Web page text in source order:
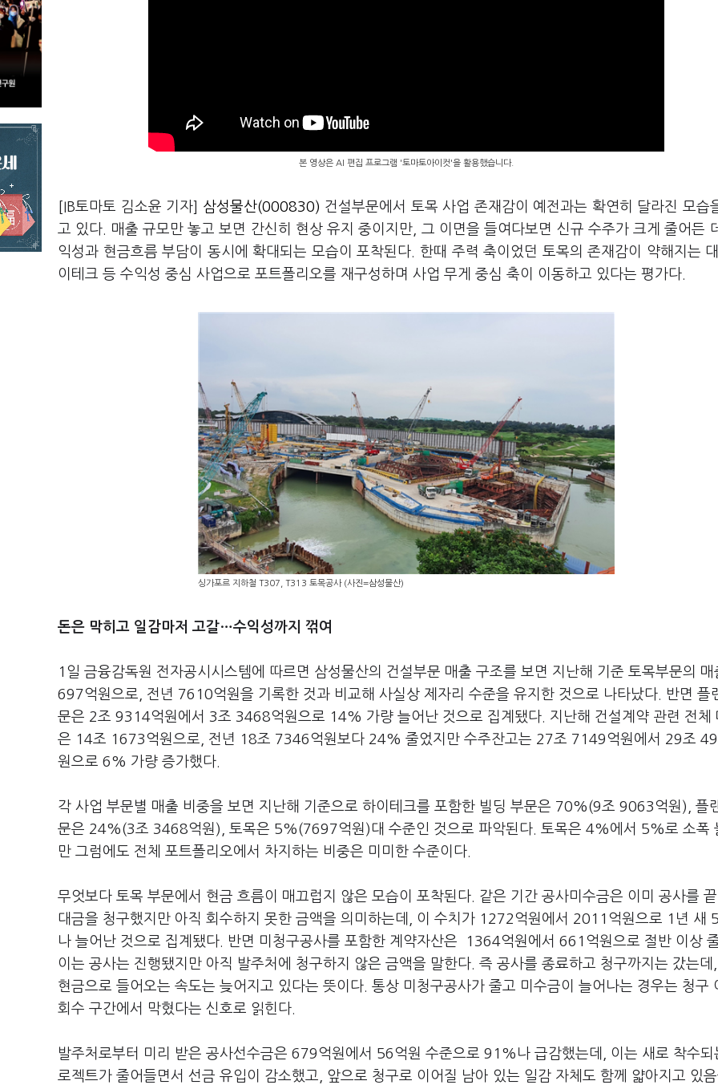
본 영상은 AI 편집 프로그램 '토마토아이컷'을 활용했습니다.
[IB토마토 김소윤 기자] 삼성물산(000830) 건설부문에서 토목 사업 존재감이 예전과는 확연히 달라진 모습
고 있다. 매출 규모만 놓고 보면 간신히 현상 유지 중이지만, 그 이면을 들여다보면 신규 수주가 크게 줄어든
익성과 현금흐름 부담이 동시에 확대되는 모습이 포착된다. 한때 주력 축이었던 토목의 존재감이 약해지는
이테크 등 수익성 중심 사업으로 포트폴리오를 재구성하며 사업 무게 중심 축이 이동하고 있다는 평가다.
싱가포르 지하철 T307, T313 토목공사 (사진=삼성물산)
돈은 막히고 일감마저 고갈…수익성까지 꺾여
1일 금융감독원 전자공시시스템에 따르면 삼성물산의 건설부문 매출 구조를 보면 지난해 기준 토목부문의 매
697억원으로, 전년 7610억원을 기록한 것과 비교해 사실상 제자리 수준을 유지한 것으로 나타났다. 반면 플
문은 2조 9314억원에서 3조 3468억원으로 14% 가량 늘어난 것으로 집계됐다. 지난해 건설계약 관련 전체
은 14조 1673억원으로, 전년 18조 7346억원보다 24% 줄었지만 수주잔고는 27조 7149억원에서 29조
원으로 6% 가량 증가했다.
각 사업 부문별 매출 비중을 보면 지난해 기준으로 하이테크를 포함한 빌딩 부문은 70%(9조 9063억원), 플
문은 24%(3조 3468억원), 토목은 5%(7697억원)대 수준인 것으로 파악된다. 토목은 4%에서 5%로 소폭
만 그럼에도 전체 포트폴리오에서 차지하는 비중은 미미한 수준이다.
무엇보다 토목 부문에서 현금 흐름이 매끄럽지 않은 모습이 포착된다. 같은 기간 공사미수금은 이미 공사를
대금을 청구했지만 아직 회수하지 못한 금액을 의미하는데, 이 수치가 1272억원에서 2011억원으로 1년 새
나 늘어난 것으로 집계됐다. 반면 미청구공사를 포함한 계약자산은 1364억원에서 661억원으로 절반 이상
이는 공사는 진행됐지만 아직 발주처에 청구하지 않은 금액을 말한다. 즉 공사를 종료하고 청구까지는 갔는데,
현금으로 들어오는 속도는 늦어지고 있다는 뜻이다. 통상 미청구공사가 줄고 미수금이 늘어나는 경우는 청구
회수 구간에서 막혔다는 신호로 읽힌다.
발주처로부터 미리 받은 공사선수금은 679억원에서 56억원 수준으로 91%나 급감했는데, 이는 새로 착수되
로젝트가 줄어들면서 선금 유입이 감소했고, 앞으로 청구로 이어질 남아 있는 일감 자체도 함께 얇아지고 있음